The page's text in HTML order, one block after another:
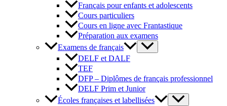
Français pour enfants et adolescents
Cours particuliers
Cours en ligne avec Frantastique
Préparation aux examens
Examens de français
DELF et DALF
TEF
DFP – Diplômes de français professionnel
DELF Prim et Junior
Écoles françaises et labellisées